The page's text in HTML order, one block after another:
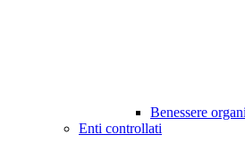
Benessere
Enti controllati